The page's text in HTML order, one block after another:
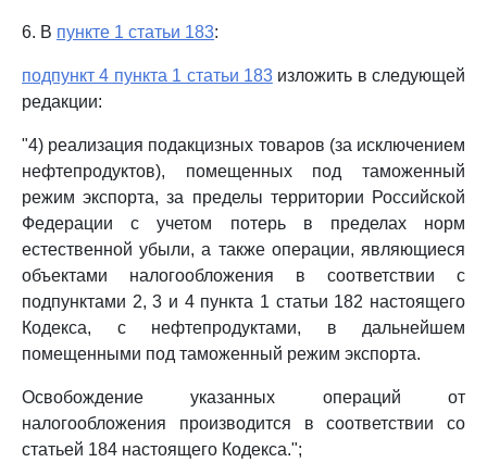
6. В пункте 1 статьи 183:
подпункт 4 пункта 1 статьи 183изложить в следующей
редакции:
"4) реализация подакцизных товаров (за исключением
нефтепродуктов), помещенных под таможенный
режим экспорта, за пределы территории Российской
Федерации с учетом потерь в пределах норм
естественной убыли, а также операции, являющиеся
объектами налогообложения в соответствии с
подпунктами 2, 3 и 4 пункта 1 статьи 182 настоящего
Кодекса, с нефтепродуктами, в дальнейшем
помещенными под таможенный режим экспорта.
Освобождение указанных операций от
налогообложения производится в соответствии со
статьей 184 настоящего Кодекса.";